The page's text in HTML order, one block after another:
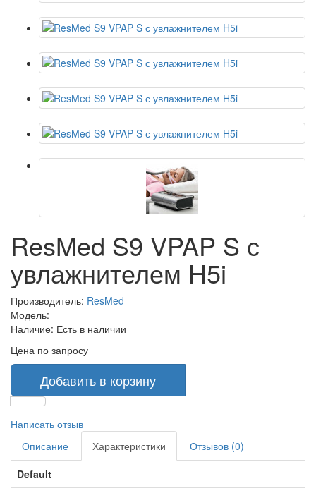
ResMed S9 VPAP S с
увлажнителем H5i
Производитель: ResMed
Модель:
Наличие: Есть в наличии
Цена по запросу
Добавить в корзину
Написать отзыв
Описание
Характеристики
Отзывов (0)
Default